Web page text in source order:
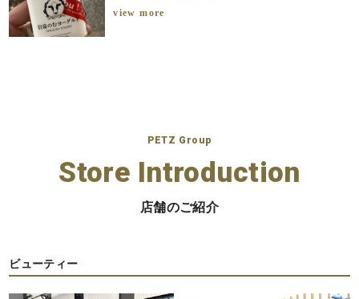
view more
PETZ Group
Store Introduction
店舗のご紹介
ビューティー